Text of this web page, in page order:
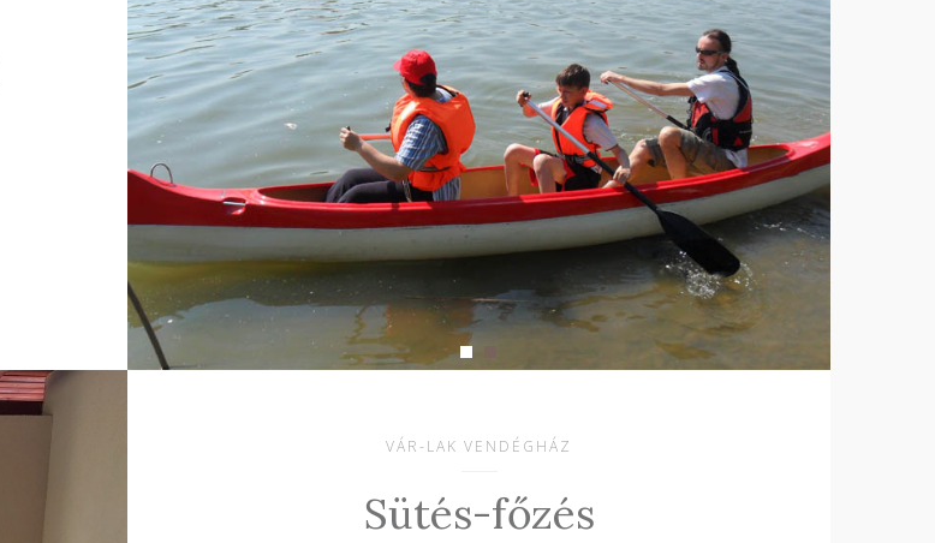
VÁR-LAK VENDÉGHÁZ
Sütés-főzés